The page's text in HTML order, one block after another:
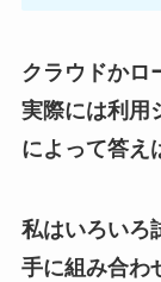
クラウドかロ
実際には利用
によって答え
私はいろいろ
手に組み合わ